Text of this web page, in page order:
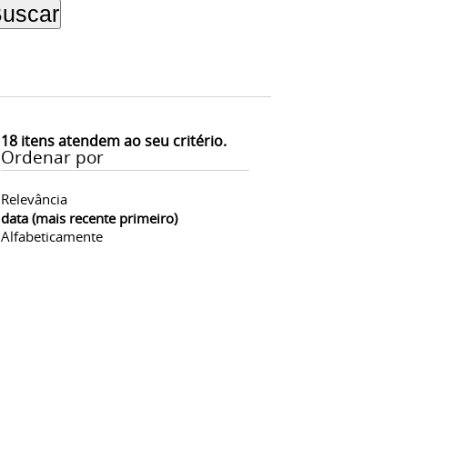
18itens atendem ao seu critério.
Ordenar por
Relevância
data (mais recente primeiro)
Alfabeticamente